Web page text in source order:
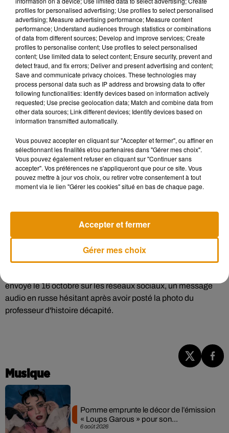
"nommément désigné comme une cible sur les réseaux
sociaux le professeur d'histoire-géographie "au moyen d'une
manœuvre et d'une réinterprétation des faits", selon le
procureur antiterroriste Jean-François Ricard.
Le jeune terroriste avait contacté M. Chnina, qui assure
n'avoir eu aucune idée de son projet, à la suite des vidéos
publiées par ce père de famille qui accusait le professeur de
"discrimination" envers les collégiens musulmans, dont sa
fille.
Deux amis de l'assaillant, Naïm B. et Azim E., ont également
été placés en détention provisoire, soupçonnés de
complicité pour avoir accompagné Anzorov acheter un
couteau, puis pour le second de l'avoir convoyé de sa ville
d'Evreux vers l'Ile-de-France.
Une troisième relation du terroriste, Yussuf C., est poursuivi
pour "association de malfaiteurs terroriste criminelle" et
également incarcéré.
L'enquête explore également la piste de liens entre le tueur
envoyé le 16 octobre sur les réseaux sociaux, un message
audio en russe hésitant après avoir posté la photo du
professeur d'histoire décapité.
Musique
6 août 2026
Pomme emprunte le décor de l’émission
« Loups Garous » pour son...
profiles for personalised advertising; Use profiles to select personalised
advertising; Measure advertising performance; Measure content
performance; Understand audiences through statistics or combinations
of data from different sources; Develop and improve services; Create
profiles to personalise content; Use profiles to select personalised
content; Use limited data to select content; Ensure security, prevent and
detect fraud, and fix errors; Deliver and present advertising and content;
Save and communicate privacy choices. These technologies may
process personal data such as IP address and browsing data to offer
following functionalities: Identify devices based on information actively
requested; Use precise geolocation data; Match and combine data from
other data sources; Link different devices; Identify devices based on
information transmitted automatically.
Vous pouvez accepter en cliquant sur "Accepter et fermer", ou affiner en
sélectionnant les finalités et/ou partenaires dans "Gérer mes choix".
Vous pouvez également refuser en cliquant sur "Continuer sans
accepter". Vos préférences ne s'appliqueront que pour ce site. Vous
pouvez mettre à jour vos choix, ou retirer votre consentement à tout
moment via le lien "Gérer les cookies" situé en bas de chaque page.
Gérer mes choix
Accepter et fermer